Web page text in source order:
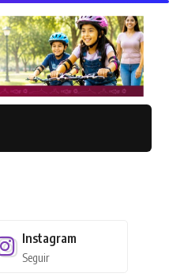
Instagram
Seguir